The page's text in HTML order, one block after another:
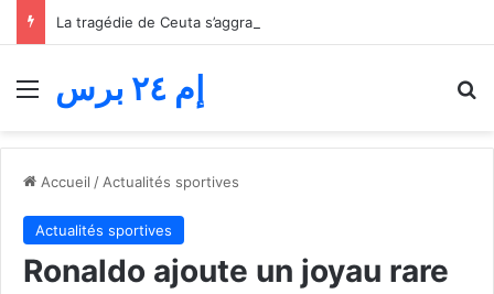
Menu إم ٢٤ برس
Accueil / Actualités sportives
Actualités sportives
Ronaldo ajoute un joyau rare